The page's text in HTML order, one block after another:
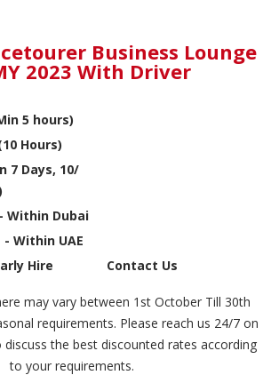
Business Lounge
2023 With Driver
5 hours)
Hours)
7 Days, 10/
Within Dubai
Within UAE
Hire
Contact Us
may vary between 1st October Till 30th
requirements. Please reach us 24/7 on
discuss the best discounted rates according
to your requirements.